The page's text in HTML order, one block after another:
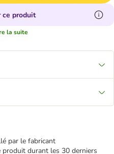
ce produit
la suite
par le fabricant
durant les 30 derniers